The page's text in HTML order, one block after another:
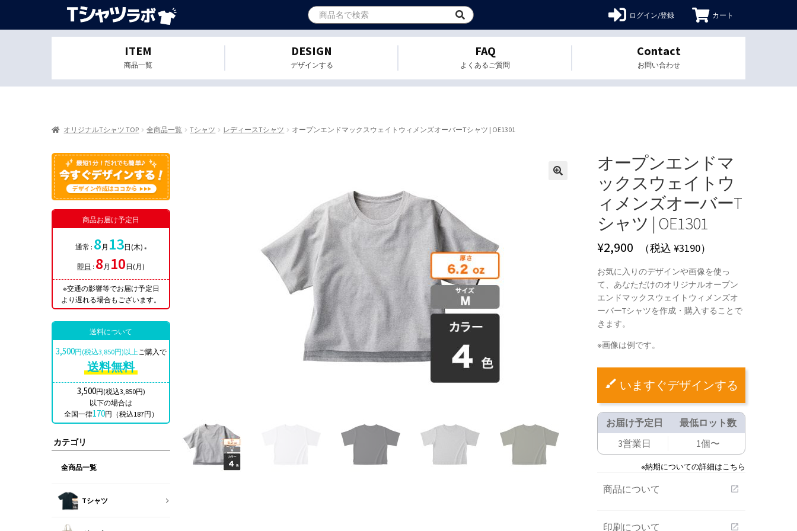
ログイン/登録 カート
ITEM
商品一覧
DESIGN
デザインする
FAQ
よくあるご質問
Contact
お問い合わせ
オリジナルTシャツ TOP 全商品一覧 Tシャツ レディースTシャツ オープンエンドマックスウェイトウィメンズオーバーTシャツ | OE1301
オープンエンドマ
ックスウェイトウ
ィメンズオーバーT
シャツ | OE1301
¥2,900 （税込 ¥3190）
お気に入りのデザインや画像を使っ
て、あなただけのオリジナルオープン
エンドマックスウェイトウィメンズオ
ーバーTシャツを作成・購入することで
きます。
※画像は例です。
いますぐデザインする
お届け予定日
3営業日
最低ロット数
1個〜
※納期についての詳細はこちら
商品について open_in_new
印刷について open_in_new
商品お届け予定日
通常 : 8 月 13日(木) ※
即日 : 8 月 10 日(月)
※交通の影響等でお届け予定日
より遅れる場合もございます。
送料について
3,500円(税込3,850円)以上ご購入で
送料無料
3,500円(税込3,850円)
以下の場合は
全国一律170円（税込187円）
カテゴリ
全商品一覧
Tシャツ